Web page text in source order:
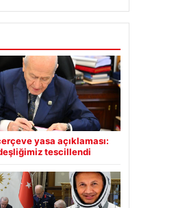
yasa açıklaması:
tescillendi